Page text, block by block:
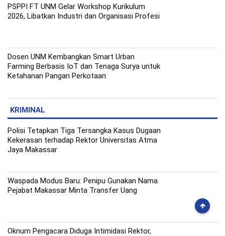
PSPPI FT UNM Gelar Workshop Kurikulum
2026, Libatkan Industri dan Organisasi Profesi
Dosen UNM Kembangkan Smart Urban
Farming Berbasis IoT dan Tenaga Surya untuk
Ketahanan Pangan Perkotaan
KRIMINAL
Polisi Tetapkan Tiga Tersangka Kasus Dugaan
Kekerasan terhadap Rektor Universitas Atma
Jaya Makassar
Waspada Modus Baru: Penipu Gunakan Nama
Pejabat Makassar Minta Transfer Uang
Oknum Pengacara Diduga Intimidasi Rektor,